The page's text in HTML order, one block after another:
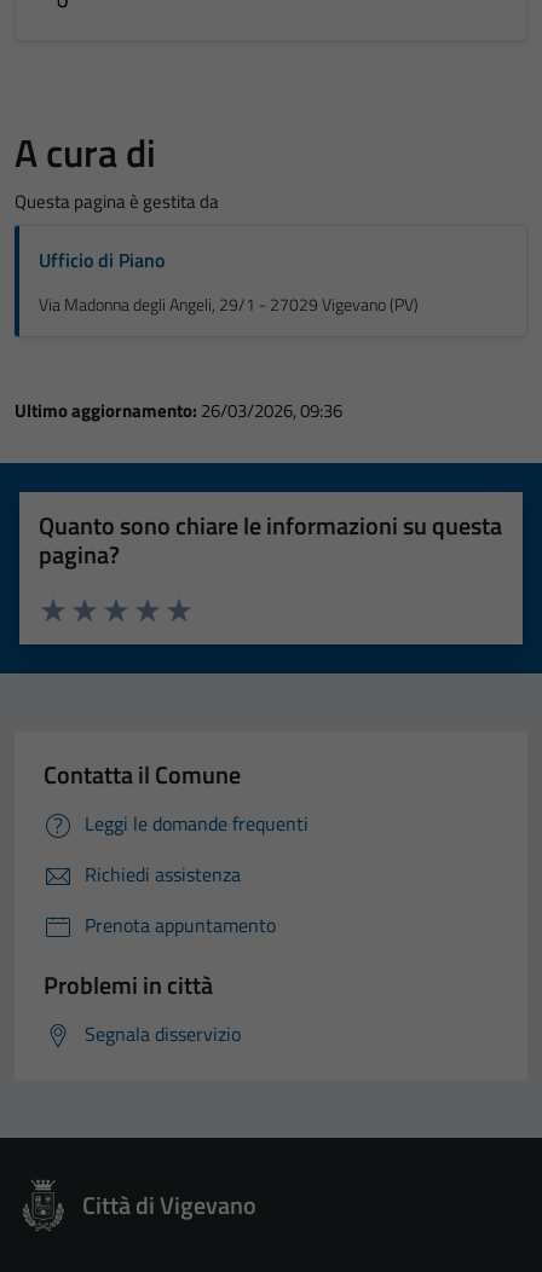
A cura di
Questa pagina è gestita da
Ufficio di Piano
Via Madonna degli Angeli, 29/1 - 27029 Vigevano (PV)
Ultimo aggiornamento: 26/03/2026, 09:36
Quanto sono chiare le informazioni su questa
pagina?
Valuta 5 stelle su 5
Valuta 4 stelle su 5
Valuta 3 stelle su 5
Valuta 2 stelle su 5
Valuta 1 stelle su 5
Contatta il Comune
Leggi le domande frequenti
Richiedi assistenza
Prenota appuntamento
Problemi in città
Segnala disservizio
Città di Vigevano